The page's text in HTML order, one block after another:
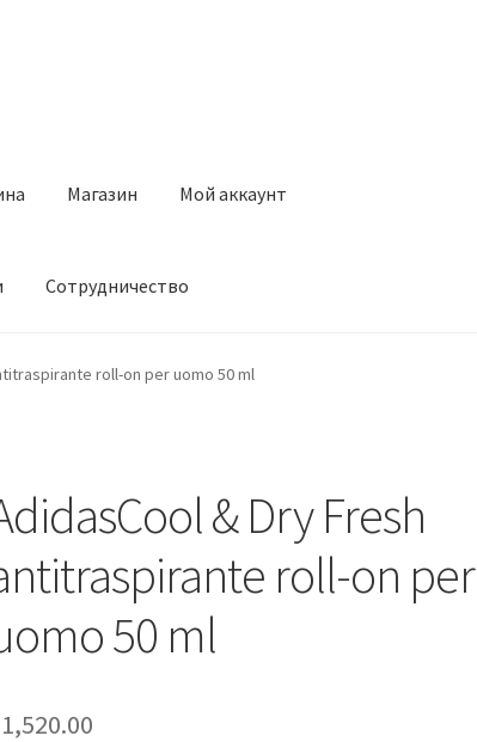
Магазин Мой аккаунт
Сотрудничество
Мой аккаунт Оставить отзыв Оформление заказа
roll-on per uomo 50 ml
& Dry Fresh
roll-on per
50 ml
1,520.00